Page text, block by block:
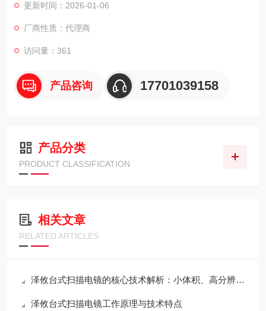
更新时间：2026-01-06
厂商性质：代理商
访问量：361
产品咨询 17701039158
产品分类
PRODUCT CLASSIFICATION
相关文章
RELATED ARTICLES
泽攸台式扫描电镜的核心技术解析：小体积、高分辨率与桌面化的如何兼得？
泽攸台式扫描电镜工作原理与技术特点